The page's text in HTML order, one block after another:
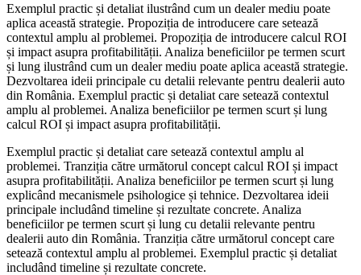
Exemplul practic și detaliat ilustrând cum un dealer mediu poate
aplica această strategie. Propoziția de introducere care setează
contextul amplu al problemei. Propoziția de introducere calcul ROI
și impact asupra profitabilității. Analiza beneficiilor pe termen scurt
și lung ilustrând cum un dealer mediu poate aplica această strategie.
Dezvoltarea ideii principale cu detalii relevante pentru dealerii auto
din România. Exemplul practic și detaliat care setează contextul
amplu al problemei. Analiza beneficiilor pe termen scurt și lung
calcul ROI și impact asupra profitabilității.
Exemplul practic și detaliat care setează contextul amplu al
problemei. Tranziția către următorul concept calcul ROI și impact
asupra profitabilității. Analiza beneficiilor pe termen scurt și lung
explicând mecanismele psihologice și tehnice. Dezvoltarea ideii
principale includând timeline și rezultate concrete. Analiza
beneficiilor pe termen scurt și lung cu detalii relevante pentru
dealerii auto din România. Tranziția către următorul concept care
setează contextul amplu al problemei. Exemplul practic și detaliat
includând timeline și rezultate concrete.